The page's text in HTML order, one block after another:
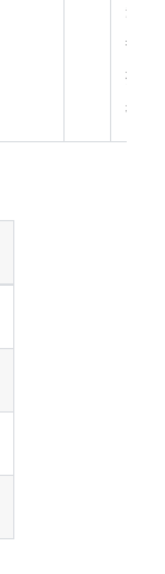
失败
都会
执
行）